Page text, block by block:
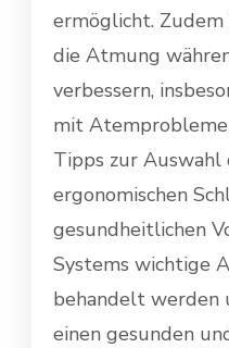
ermöglicht. Zudem
die Atmung
verbessern,
mit
Tipps zur Auswahl
ergonomischen
gesundheitlichen
Systems wichtige
behandelt werden
einen gesunden